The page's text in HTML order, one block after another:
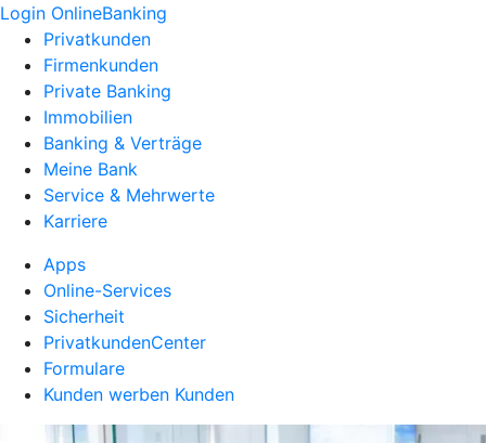
Login OnlineBanking
Privatkunden
Firmenkunden
Private Banking
Immobilien
Banking & Verträge
Meine Bank
Service & Mehrwerte
Karriere
Apps
Online-Services
Sicherheit
PrivatkundenCenter
Formulare
Kunden werben Kunden